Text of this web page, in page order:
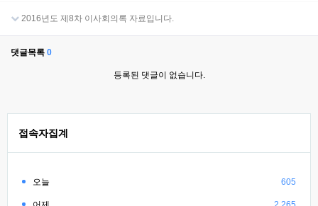
2016년도 제8차 이사회의록 자료입니다.
댓글목록 0
등록된 댓글이 없습니다.
접속자집계
오늘 605